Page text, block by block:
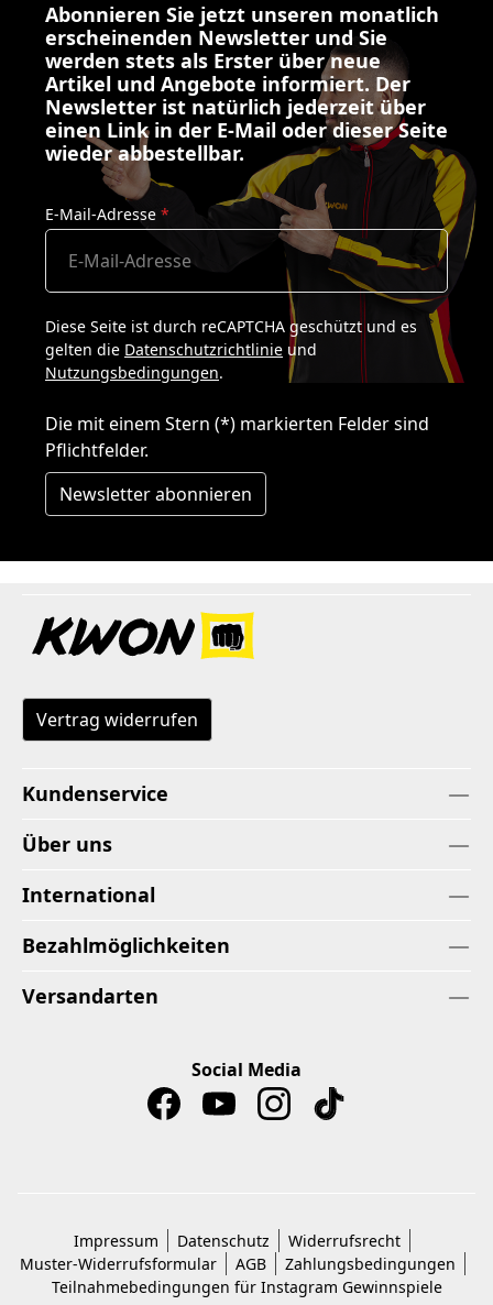
Abonnieren Sie jetzt unseren monatlich
erscheinenden Newsletter und Sie
werden stets als Erster über neue
Artikel und Angebote informiert. Der
Newsletter ist natürlich jederzeit über
einen Link in der E-Mail oder dieser Seite
wieder abbestellbar.
E-Mail-Adresse *
Diese Seite ist durch reCAPTCHA geschützt und es
gelten die Datenschutzrichtlinie und
Nutzungsbedingungen.
Die mit einem Stern (*) markierten Felder sind
Pflichtfelder.
Newsletter abonnieren
Vertrag widerrufen
Kundenservice
Über uns
International
Bezahlmöglichkeiten
Versandarten
Social Media
Impressum Datenschutz
Widerrufsrecht
Muster-Widerrufsformular
AGB
Zahlungsbedingungen
Teilnahmebedingungen für Instagram Gewinnspiele